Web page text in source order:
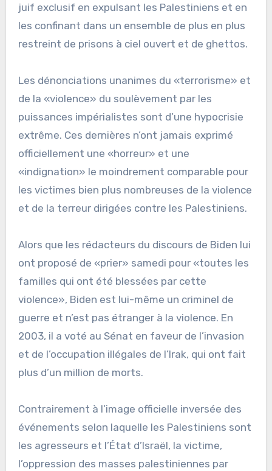
juif exclusif en expulsant les Palestiniens et en
les confinant dans un ensemble de plus en plus
restreint de prisons à ciel ouvert et de ghettos.
Les dénonciations unanimes du «terrorisme» et
de la «violence» du soulèvement par les
puissances impérialistes sont d’une hypocrisie
extrême. Ces dernières n’ont jamais exprimé
officiellement une «horreur» et une
«indignation» le moindrement comparable pour
les victimes bien plus nombreuses de la violence
et de la terreur dirigées contre les Palestiniens.
Alors que les rédacteurs du discours de Biden lui
ont proposé de «prier» samedi pour «toutes les
familles qui ont été blessées par cette
violence», Biden est lui-même un criminel de
guerre et n’est pas étranger à la violence. En
2003, il a voté au Sénat en faveur de l’invasion
et de l’occupation illégales de l’Irak, qui ont fait
plus d’un million de morts.
Contrairement à l’image officielle inversée des
événements selon laquelle les Palestiniens sont
les agresseurs et l’État d’Israël, la victime,
l’oppression des masses palestiniennes par